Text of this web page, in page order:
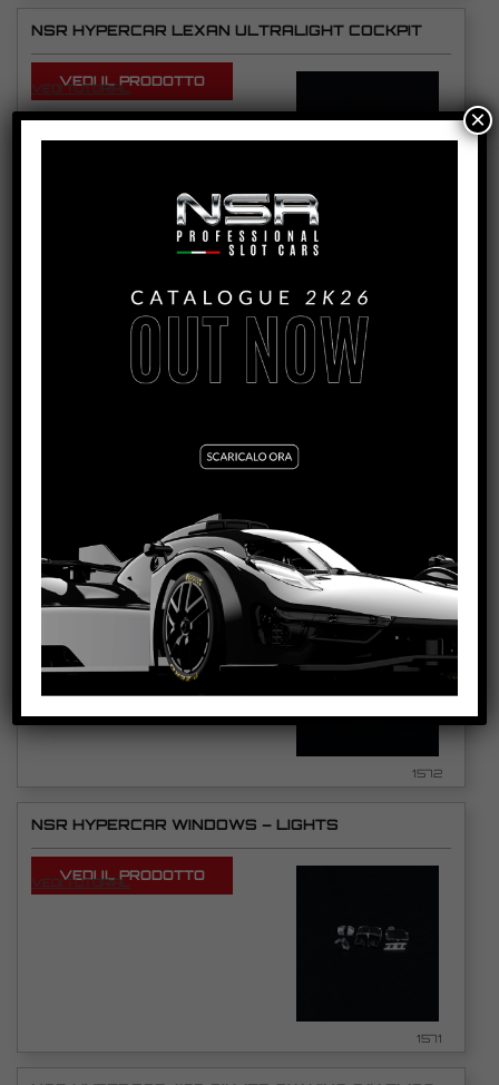
NSR HYPERCAR LEXAN ULTRALIGHT COCKPIT
VEDI TUTORIAL
VEDI IL PRODOTTO
NSR HYPERCAR COCKPIT + ACCESSORIES
NSR HYPERCAR REAR WING – MIRRORS
VEDI IL PRODOTTO
1572
NSR HYPERCAR WINDOWS – LIGHTS
VEDI TUTORIAL
VEDI IL PRODOTTO
1571
×